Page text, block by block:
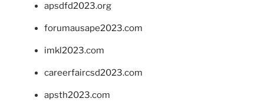
apsdfd2023.org
forumausape2023.com
imkl2023.com
careerfaircsd2023.com
apsth2023.com